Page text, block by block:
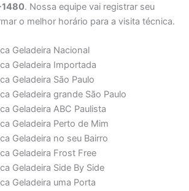
1480. Nossa equipe vai registrar seu
o melhor horário para a visita técnica.
Geladeira Nacional
Geladeira Importada
Geladeira São Paulo
Geladeira grande São Paulo
Geladeira ABC Paulista
Geladeira Perto de Mim
Geladeira no seu Bairro
Geladeira Frost Free
Geladeira Side By Side
Geladeira uma Porta